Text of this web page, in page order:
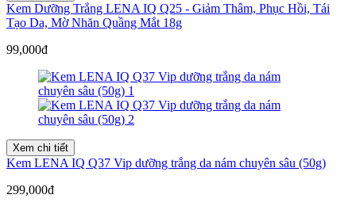
Kem Dưỡng Trắng LENA IQ Q25 - Giảm Thâm, Phục Hồi, Tái
Tạo Da, Mờ Nhăn Quầng Mắt 18g
99,000đ
Xem chi tiết
Kem LENA IQ Q37 Vip dưỡng trắng da nám chuyên sâu (50g)
299,000đ